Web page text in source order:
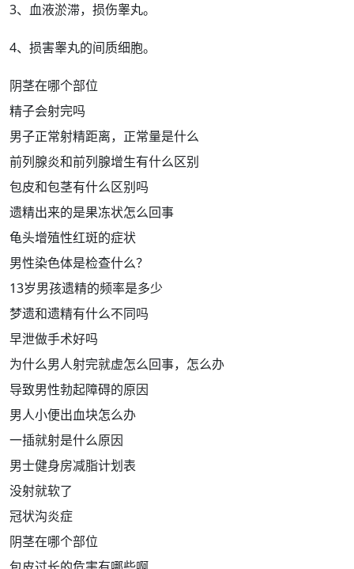
3、血液淤滞，损伤睾丸。
4、损害睾丸的间质细胞。
阴茎在哪个部位
精子会射完吗
男子正常射精距离，正常量是什么
前列腺炎和前列腺增生有什么区别
包皮和包茎有什么区别吗
遗精出来的是果冻状怎么回事
龟头增殖性红斑的症状
男性染色体是检查什么？
13岁男孩遗精的频率是多少
梦遗和遗精有什么不同吗
早泄做手术好吗
为什么男人射完就虚怎么回事，怎么办
导致男性勃起障碍的原因
男人小便出血块怎么办
一插就射是什么原因
男士健身房减脂计划表
没射就软了
冠状沟炎症
阴茎在哪个部位